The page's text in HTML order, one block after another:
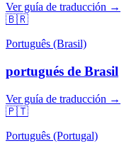
Ver guía de traducción →
🇧🇷
Português (Brasil)
portugués de Brasil
Ver guía de traducción →
🇵🇹
Português (Portugal)